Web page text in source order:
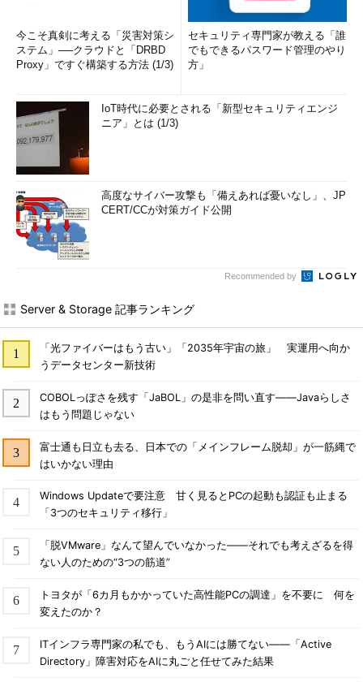
今こそ真剣に考える「災害対策シ
ステム」──クラウドと「DRBD
Proxy」ですぐ構築する方法 (1/3)
セキュリティ専門家が教える「誰
でもできるパスワード管理のやり
方」
IoT時代に必要とされる「新型セキュリティエンジ
ニア」とは (1/3)
高度なサイバー攻撃も「備えあれば憂いなし」、JP
CERT/CCが対策ガイド公開
Recommended by
Server & Storage 記事ランキング
「光ファイバーはもう古い」「2035年宇宙の旅」 実運用へ向か
うデータセンター新技術
COBOLっぽさを残す「JaBOL」の是非を問い直す――Javaらしさ
はもう問題じゃない
富士通も日立も去る、日本での「メインフレーム脱却」が一筋縄で
はいかない理由
Windows Updateで要注意 甘く見るとPCの起動も認証も止まる
「3つのセキュリティ移行」
「脱VMware」なんて望んでいなかった――それでも考えざるを得
ない人のための“3つの筋道”
トヨタが「6カ月もかかっていた高性能PCの調達」を不要に 何を
変えたのか？
ITインフラ専門家の私でも、もうAIには勝てない――「Active
Directory」障害対応をAIに丸ごと任せてみた結果